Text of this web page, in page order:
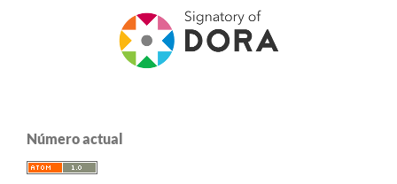
Número actual